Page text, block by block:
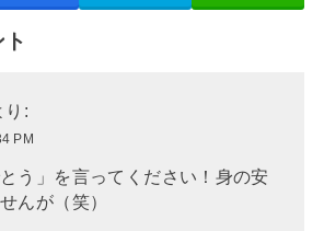
り:
PM
う」を言ってください！身の安
んが（笑）